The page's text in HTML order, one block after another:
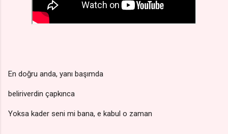
En doğru anda, yanı başımda
beliriverdin çapkınca
Yoksa kader seni mi bana, e kabul o zaman